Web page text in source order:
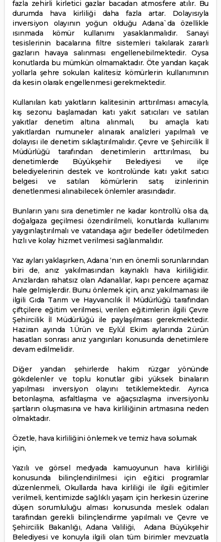
fazla zehirli kirletici gazlar bacadan atmosfere atılır. Bu
durumda hava kirliliği daha fazla artar. Dolayısıyla
inversiyon olayının yoğun olduğu Adana`da özellikle
ısınmada kömür kullanımı yasaklanmalıdır. Sanayi
tesislerinin bacalarına filtre sistemleri takılarak zararlı
gazların havaya salınması engellenebilmektedir. Oysa
konutlarda bu mümkün olmamaktadır. Öte yandan kaçak
yollarla şehre sokulan kalitesiz kömürlerin kullanımının
da kesin olarak engellenmesi gerekmektedir.
Kullanılan katı yakıtların kalitesinin arttırılması amacıyla,
kış sezonu başlamadan katı yakıt satıcıları ve satılan
yakıtlar denetim altına alınmalı, bu amaçla katı
yakıtlardan numuneler alınarak analizleri yapılmalı ve
dolayısı ile denetim sıklaştırılmalıdır. Çevre ve Şehircilik İl
Müdürlüğü tarafından denetimlerin arttırılması, bu
denetimlerde Büyükşehir Belediyesi ve ilçe
belediyelerinin destek ve kontrolünde katı yakıt satıcı
belgesi ve satılan kömürlerin satış izinlerinin
denetlenmesi alınabilecek önlemler arasındadır.
Bunların yanı sıra denetimler ne kadar kontrollü olsa da,
doğalgaza geçilmesi özendirilmeli, konutlarda kullanımı
yaygınlaştırılmalı ve vatandaşa ağır bedeller ödetilmeden
hızlı ve kolay hizmet verilmesi sağlanmalıdır.
Yaz ayları yaklaşırken, Adana ‘nın en önemli sorunlarından
biri de, anız yakılmasından kaynaklı hava kirliliğidir.
Anızlardan rahatsız olan Adanalılar, kapı pencere açamaz
hale gelmişlerdir. Bunu önlemek için, anız yakılmaması ile
ilgili Gıda Tarım ve Hayvancılık İl Müdürlüğü tarafından
çiftçilere eğitim verilmesi, verilen eğitimlerin ilgili Çevre
Şehircilik İl Müdürlüğü ile paylaşılması gerekmektedir.
Haziran ayında 1.Ürün ve Eylül Ekim aylarında 2.ürün
hasatları sonrası anız yangınları konusunda denetimlere
devam edilmelidir.
Diğer yandan şehirlerde hakim rüzgar yönünde
gökdelenler ve toplu konutlar gibi yüksek binaların
yapılması inversiyon olayını tetiklemektedir. Ayrıca
betonlaşma, asfaltlaşma ve ağaçsızlaşma inversiyonlu
şartların oluşmasına ve hava kirliliğinin artmasına neden
olmaktadır.
Özetle, hava kirliliğini önlemek ve temiz hava solumak
için,
Yazılı ve görsel medyada kamuoyunun hava kirliliği
konusunda bilinçlendirilmesi için eğitici programlar
düzenlenmeli, Okullarda hava kirliliği ile ilgili eğitimler
verilmeli, kentimizde sağlıklı yaşam için herkesin üzerine
düşen sorumluluğu alması konusunda meslek odaları
tarafından gerekli bilinçlendirme yapılmalı ve Çevre ve
Şehircilik Bakanlığı, Adana Valiliği, Adana Büyükşehir
Belediyesi ve konuyla ilgili olan tüm birimler mevzuatla